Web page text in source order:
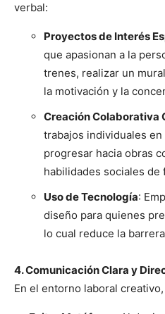
verbal:
Proyectos de Interés
que apasionan a la
trenes, realizar un
la motivación y la
Creación Colaborativa
trabajos individuales
progresar hacia obras
habilidades sociales de
Uso de Tecnología:
diseño para quienes
lo cual reduce la
4. Comunicación Clara y
En el entorno laboral